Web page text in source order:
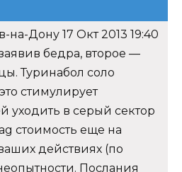
на-Дону 17 Окт 2013 19:40
бедра, второе —
Туринабол соло
стимулирует
уходить в серый сектор
стоимость еще на
действиях (по
Послания